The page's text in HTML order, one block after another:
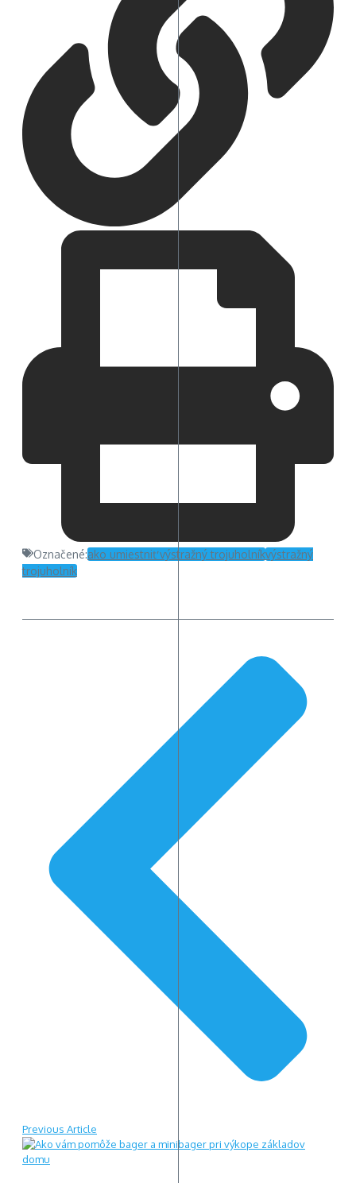
Označené:ako umiestniť výstražný trojuholníkvýstražný
trojuholník
Previous Article